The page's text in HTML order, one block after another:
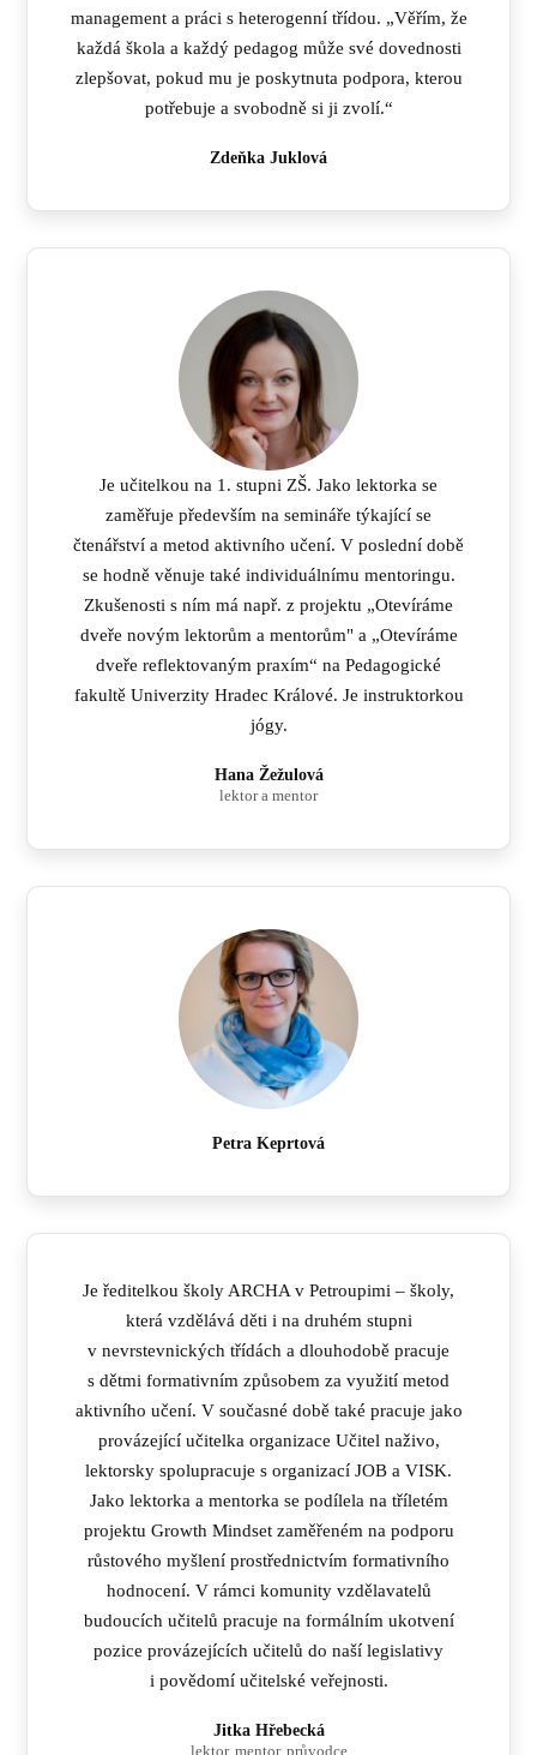
management a práci s heterogenní třídou. „Věřím, že
každá škola a každý pedagog může své dovednosti
zlepšovat, pokud mu je poskytnuta podpora, kterou
potřebuje a svobodně si ji zvolí.“
Zdeňka Juklová
Je učitelkou na 1. stupni ZŠ. Jako lektorka se
zaměřuje především na semináře týkající se
čtenářství a metod aktivního učení. V poslední době
se hodně věnuje také individuálnímu mentoringu.
Zkušenosti s ním má např. z projektu „Otevíráme
dveře novým lektorům a mentorům" a „Otevíráme
dveře reflektovaným praxím“ na Pedagogické
fakultě Univerzity Hradec Králové. Je instruktorkou
jógy.
Hana Žežulová
lektor a mentor
Petra Keprtová
Je ředitelkou školy ARCHA v Petroupimi – školy,
která vzdělává děti i na druhém stupni
v nevrstevnických třídách a dlouhodobě pracuje
s dětmi formativním způsobem za využití metod
aktivního učení. V současné době také pracuje jako
provázející učitelka organizace Učitel naživo,
lektorsky spolupracuje s organizací JOB a VISK.
Jako lektorka a mentorka se podílela na tříletém
projektu Growth Mindset zaměřeném na podporu
růstového myšlení prostřednictvím formativního
hodnocení. V rámci komunity vzdělavatelů
budoucích učitelů pracuje na formálním ukotvení
pozice provázejících učitelů do naší legislativy
i povědomí učitelské veřejnosti.
Jitka Hřebecká
lektor, mentor, průvodce